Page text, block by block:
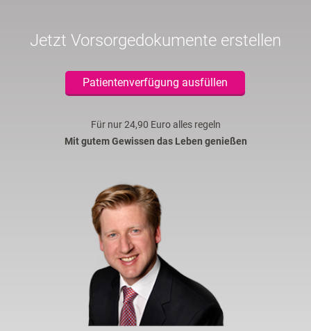
Jetzt Vorsorgedokumente erstellen
Patientenverfügung ausfüllen
Für nur 24,90 Euro alles regeln
Mit gutem Gewissen das Leben genießen